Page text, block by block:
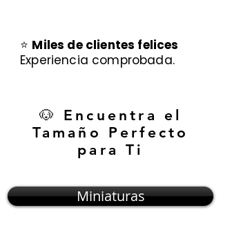
⭐ Miles de clientes felices
Experiencia comprobada.
🐶 Encuentra el
Tamaño Perfecto
para Ti
Miniaturas